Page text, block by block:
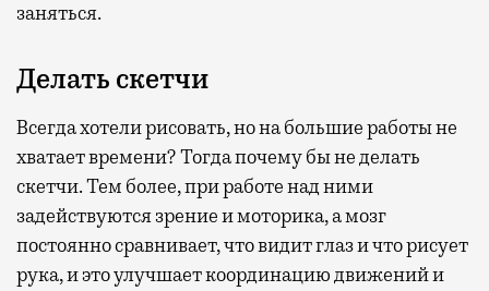
заняться.
Делать скетчи
Всегда хотели рисовать, но на большие работы не
хватает времени? Тогда почему бы не делать
скетчи. Тем более, при работе над ними
задействуются зрение и моторика, а мозг
постоянно сравнивает, что видит глаз и что рисует
рука, и это улучшает координацию движений и